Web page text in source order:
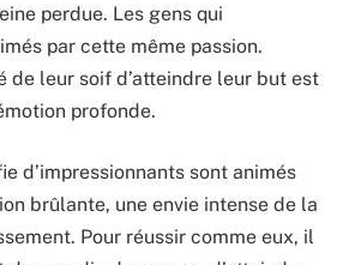
perdue. Les gens qui
par cette même passion.
de leur soif d’atteindre leur but est
profonde.
d’impressionnants sont animés
brûlante, une envie intense de la
Pour réussir comme eux, il